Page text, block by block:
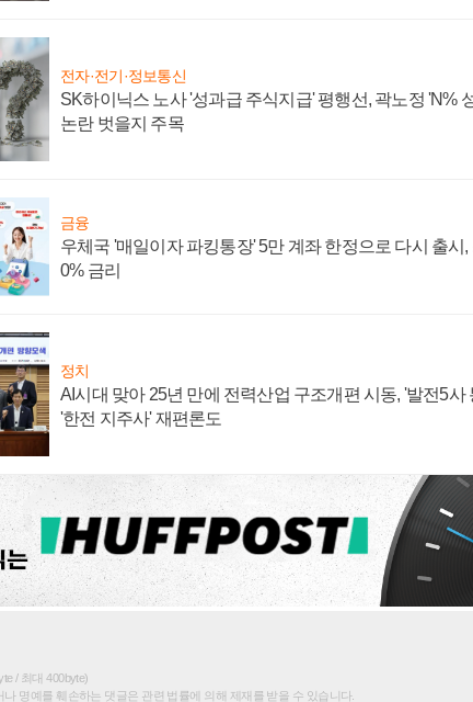
전자·전기·정보통신
SK하이닉스 노사 '성과급 주식지급' 평행선, 곽노정 'N%
논란 벗을지 주목
금융
우체국 '매일이자 파킹통장' 5만 계좌 한정으로 다시 출시,
0% 금리
정치
AI시대 맞아 25년 만에 전력산업 구조개편 시동, '발전5사
'한전 지주사' 재편론도
/ 최대 400byte)
명예를 훼손하는 댓글은 관련 법률에 의해 제재를 받을 수 있습니다.